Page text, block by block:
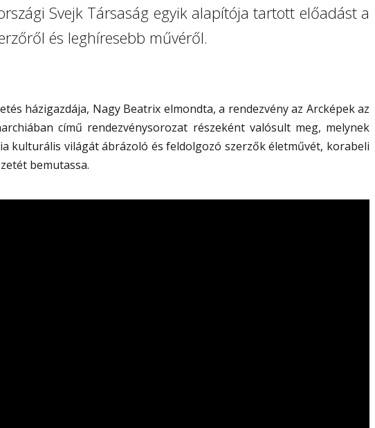
Svejk Társaság egyik alapítója tartott előadást a
és leghíresebb művéről.
házigazdája, Nagy Beatrix elmondta, a rendezvény az Arcképek az
című rendezvénysorozat részeként valósult meg, melynek
kulturális világát ábrázoló és feldolgozó szerzők életművét, korabeli
bemutassa.